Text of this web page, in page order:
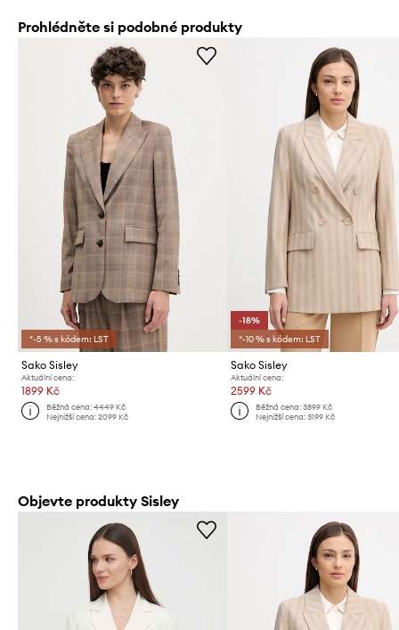
Prohlédněte si podobné produkty
*-5 % s kódem: LST
Sako Sisley
Aktuální cena:
1899 Kč
Běžná cena:4449 Kč
Nejnižší cena:2099 Kč
-18%
*-10 % s kódem: LST
Sako Sisley
Aktuální cena:
2599 Kč
Běžná cena: 3899 Kč
Nejnižší cena: 3199 Kč
Objevte produkty Sisley